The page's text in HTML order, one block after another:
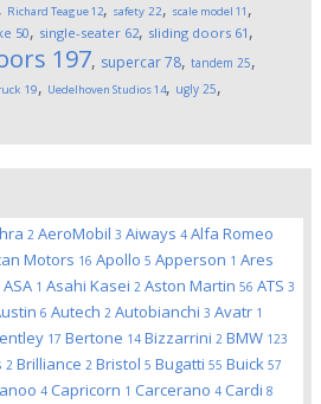
, Richard Teague12, safety 22, scale model 11 ,
50, single-seater 62, sliding doors 61 ,
197, supercar78, tandem 25,
19, Uedelhoven Studios14, ugly 25,
2 AeroMobil 3 Aiways 4 Alfa Romeo
Motors 16 Apollo 5 Apperson 1 Ares
ASA 1 Asahi Kasei 2 Aston Martin 56 ATS 3
6 Autech 2 Autobianchi 3 Avatr 1
17 Bertone 14 Bizzarrini 2 BMW 123
2 Brilliance 2 Bristol 5 Bugatti 55 Buick 57
4 Capricorn 1 Carcerano 4 Cardi 8